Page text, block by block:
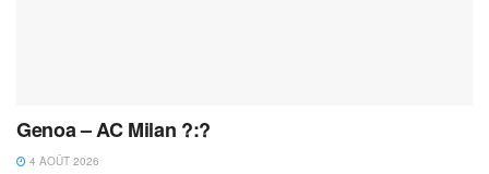
Genoa – AC Milan ?:?
4 AOÛT 2026